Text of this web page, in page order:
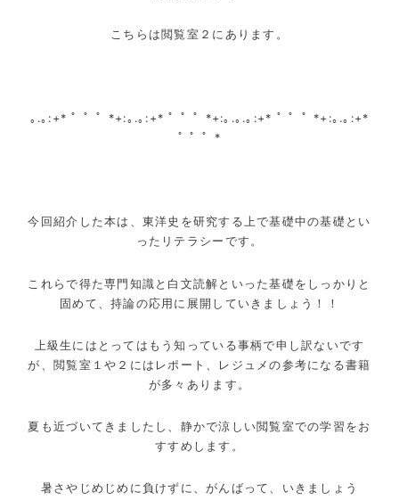
こちらは閲覧室２にあります。
｡.｡:+* ﾟ ゜ﾟ *+:｡.｡:+* ﾟ ゜ﾟ *+:｡.｡.｡:+* ﾟ ゜ﾟ *+:｡.｡:+*
ﾟ ゜ﾟ *
今回紹介した本は、東洋史を研究する上で基礎中の基礎とい
ったリテラシーです。
これらで得た専門知識と白文読解といった基礎をしっかりと
固めて、持論の応用に展開していきましょう！！
上級生にはとってはもう知っている事柄で申し訳ないです
が、閲覧室１や２にはレポート、レジュメの参考になる書籍
が多々あります。
夏も近づいてきましたし、静かで涼しい閲覧室での学習をお
すすめします。
暑さやじめじめに負けずに、がんばって、いきましょう